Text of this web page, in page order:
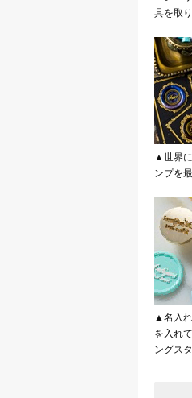
具を取
▲世界
ンプを
▲名入
を入れ
ングス